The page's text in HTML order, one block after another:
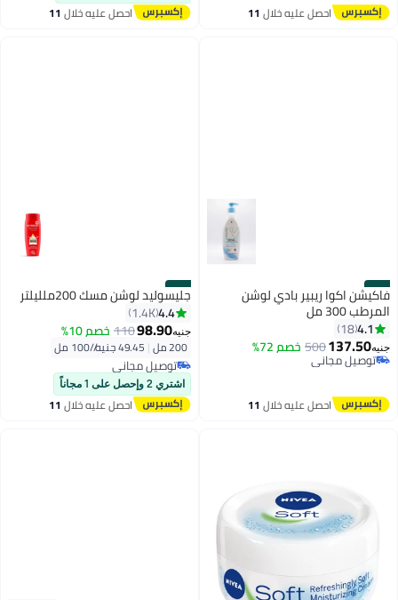
احصل عليه خلال 11 احصل عليه خلال 11
#47
فاكيشن اكوا ريبير بادي لوشن
المرطب 300 مل
4.1
18
جنيه137.50
500 خصم 72%
توصيل مجاني
توصيل مجاني
احصل عليه خلال 11
#48
جليسوليد لوشن مسك 200ملليلتر
4.4
1.4K
جنيه98.90
110 خصم 10%
200 مل |
توصيل مجاني
توصيل مجاني
اشتري 2 وإحصل على 1 مجاناً
احصل عليه خلال 11